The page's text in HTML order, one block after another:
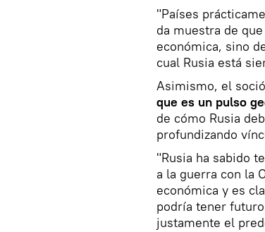
"Países
da muestra de
económica, sino
cual Rusia está
Asimismo, el
que es un pulso
de cómo Rusia
profundizando
"Rusia ha sabido
a la guerra con la
económica y es
podría tener
justamente el